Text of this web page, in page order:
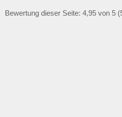
Bewertung dieser Seite: 4,95 von 5